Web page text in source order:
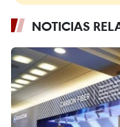
NOTICIAS